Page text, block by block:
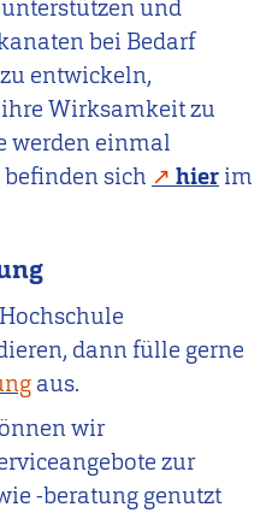
und
bei Bedarf
entwickeln,
Wirksamkeit zu
werden einmal
sich
hier im
dann fülle gerne
aus.
wir
zur
-beratung genutzt